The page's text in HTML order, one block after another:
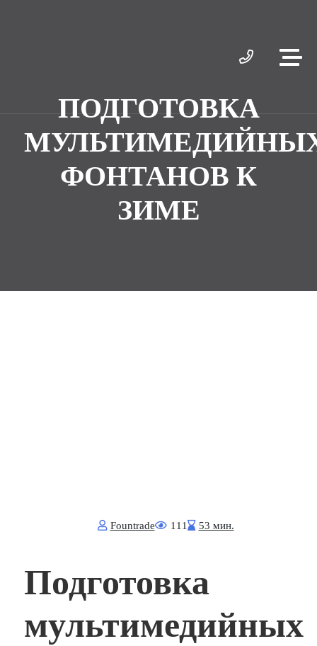
ПОДГОТОВКА
ФОНТАНОВ К
ЗИМЕ
Fоuntrade 111 53 мин.
Подготовка
мультимедийных